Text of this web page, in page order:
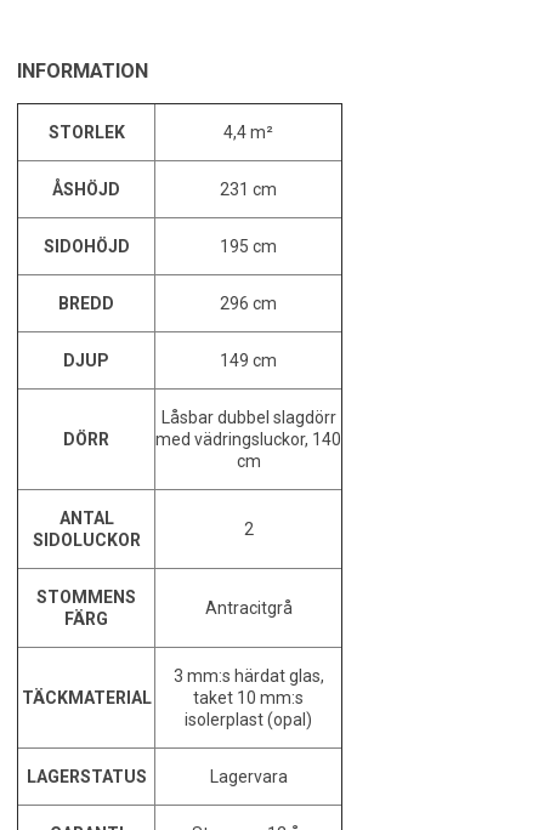
INFORMATION
STORLEK 4,4 m²
ÅSHÖJD 231 cm
SIDOHÖJD 195 cm
BREDD 296 cm
DJUP 149 cm
DÖRR
Låsbar dubbel slagdörr
med vädringsluckor, 140
cm
ANTAL
SIDOLUCKOR
2
STOMMENS
FÄRG
Antracitgrå
TÄCKMATERIAL
3 mm:s härdat glas,
taket 10 mm:s
isolerplast (opal)
LAGERSTATUS Lagervara